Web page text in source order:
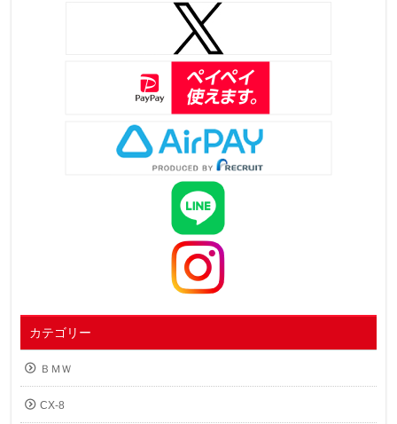
カテゴリー
ＢＭＷ
CX-8